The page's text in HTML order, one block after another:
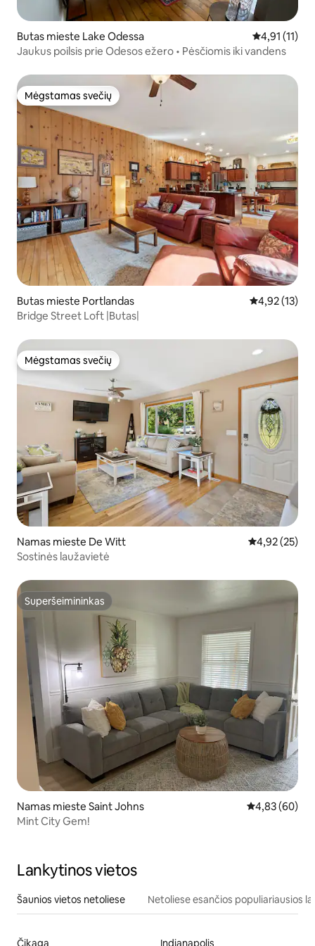
Butas mieste Lake Odessa Vidutinis
4,91 (11)
Jaukus poilsis prie Odesos ežero • Pėsčiomis iki vandens
Mėgstamas svečių
Mėgstamas svečių
Butas mieste Portlandas Vidutinis
4,92 (13)
Bridge Street Loft |Butas|
Mėgstamas svečių
Mėgstamas svečių
Namas mieste De Witt Vidutinis
4,92 (25)
Sostinės laužavietė
Superšeimininkas
Superšeimininkas
Namas mieste Saint Johns Vidutinis
4,83 (60)
Mint City Gem!
Lankytinos vietos
Šaunios vietos netoliese Netoliese esančios populiariausios
Čikaga Indianapolis